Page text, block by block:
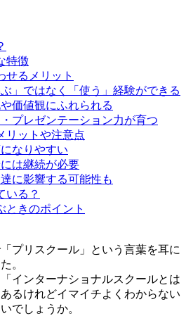
特徴
せるメリット
」ではなく「使う」経験ができる
価値観にふれられる
プレゼンテーション力が育つ
リットや注意点
なりやすい
は継続が必要
に影響する可能性も
いる？
ときのポイント
プリスクール」という言葉を耳に
。
インターナショナルスクールとは
るけれどイマイチよくわからない
でしょうか。